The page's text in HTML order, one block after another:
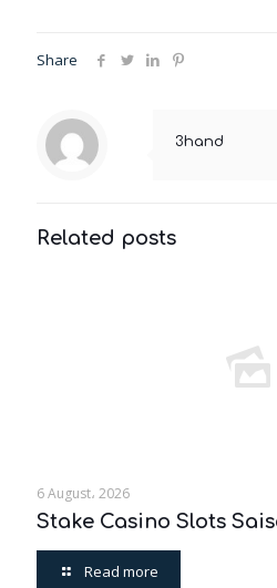
Share
3hand
Related posts
6 August، 2026
Stake Casino Slots
Read more